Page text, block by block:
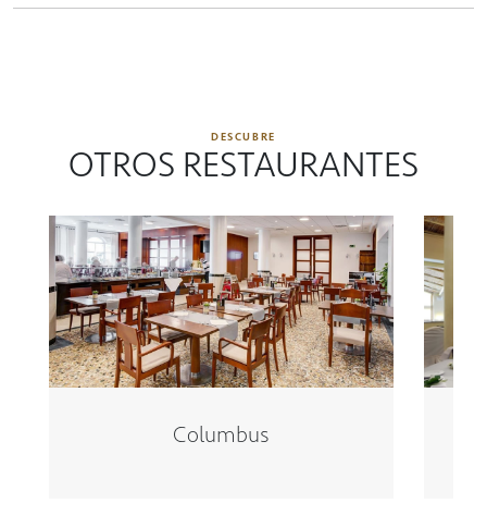
DESCUBRE
OTROS RESTAURANTES
Columbus